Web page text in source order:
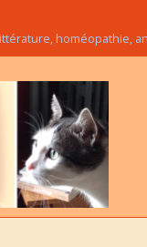
homéopathie,